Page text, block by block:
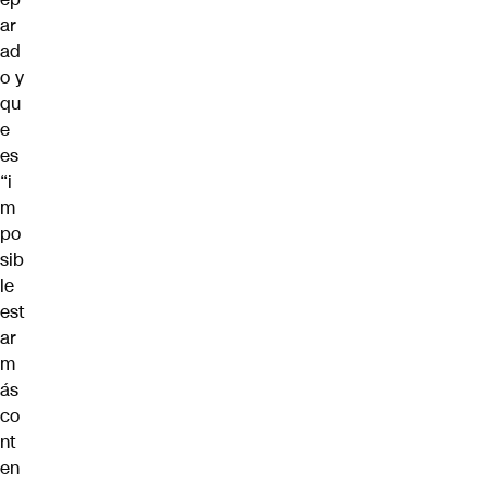
ar
ad
o y
qu
e
es
“i
m
po
sib
le
est
ar
m
ás
co
nt
en